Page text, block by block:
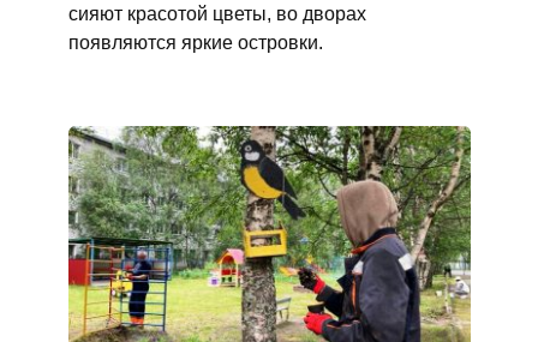
сияют красотой цветы, во дворах
появляются яркие островки.